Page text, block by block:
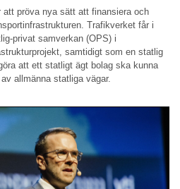
att pröva nya sätt att finansiera och
Trafikverket får i
privat samverkan (OPS) i
samtidigt som en statlig
att ett statligt ägt bolag ska kunna
allmänna statliga vägar.